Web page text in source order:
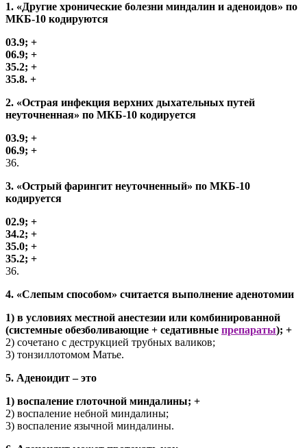
1. «Другие хронические болезни миндалин и аденоидов» по
МКБ-10 кодируются
03.9; +
06.9; +
35.2; +
35.8. +
2. «Острая инфекция верхних дыхательных путей
неуточненная» по МКБ-10 кодируется
03.9; +
06.9; +
36.
3. «Острый фарингит неуточненный» по МКБ-10
кодируется
02.9; +
34.2; +
35.0; +
35.2; +
36.
4. «Слепым способом» считается выполнение аденотомии
1) в условиях местной анестезии или комбинированной
(системные обезболивающие + седативные препараты); +
2) сочетано с деструкцией трубных валиков;
3) тонзиллотомом Матье.
5. Аденоидит – это
1) воспаление глоточной миндалины; +
2) воспаление небной миндалины;
3) воспаление язычной миндалины.